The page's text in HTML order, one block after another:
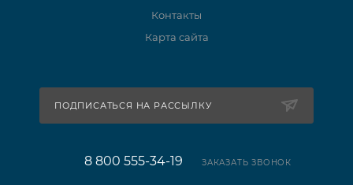
Контакты
Карта сайта
ПОДПИСАТЬСЯ НА РАССЫЛКУ
8 800 555-34-19 ЗАКАЗАТЬ ЗВОНОК